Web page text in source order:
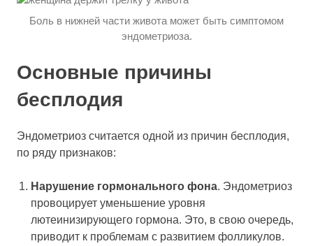
Боль в нижней части живота может быть симптомом
эндометриоза.
Основные причины
бесплодия
Эндометриоз считается одной из причин бесплодия,
по ряду признаков:
Нарушение гормонального фона. Эндометриоз
провоцирует уменьшение уровня
лютеинизирующего гормона. Это, в свою очередь,
приводит к проблемам с развитием фолликулов.